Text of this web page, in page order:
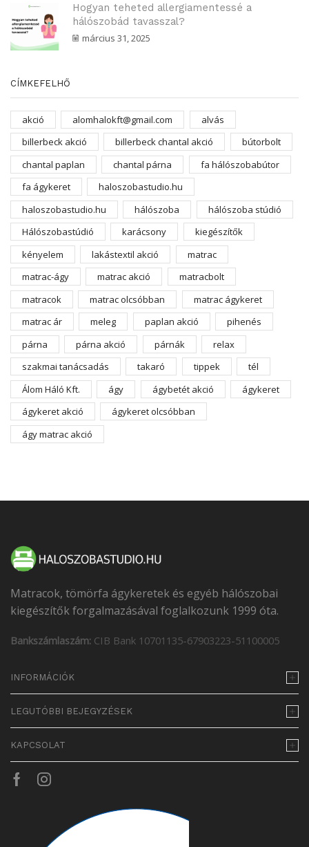
Hogyan teheted allergiamentessé a
hálószobád tavasszal?
március 31, 2025
CÍMKEFELHŐ
akció alomhalokft@gmail.com
alvás
billerbeck akció
billerbeck chantal akció
bútorbolt
chantal paplan
chantal párna
fa hálószobabútor
fa ágykeret
haloszobastudio.hu
haloszobastudio.hu
hálószoba
hálószoba stúdió
Hálószobastúdió
karácsony
kiegészítők
kényelem
lakástextil akció
matrac
matrac-ágy
matrac akció
matracbolt
matracok
matrac olcsóbban
matrac ágykeret
matrac ár
meleg paplan akció
pihenés
párna
párna akció párnák
relax
szakmai tanácsadás
takaró tippek
tél
Álom Háló Kft.
ágy ágybetét akció
ágykeret
ágykeret akció
ágykeret olcsóbban
ágy matrac akció
Matracok, tömörfa ágykeretek és egyéb hálószobai
kiegészítők forgalmazásával foglalkozunk 1999 óta.
Bankszámlaszám: CIB Bank 10701135-67903223-51100005
INFORMÁCIÓK
LEGUTÓBBI BEJEGYZÉSEK
KAPCSOLAT
FacebookInstagram